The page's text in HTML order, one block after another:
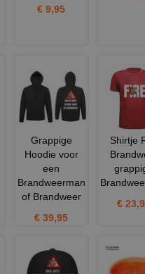
€ 9,95
Grappige
Hoodie voor
een
Brandweerman
of Brandweer
€ 39,95
Shirtje
€